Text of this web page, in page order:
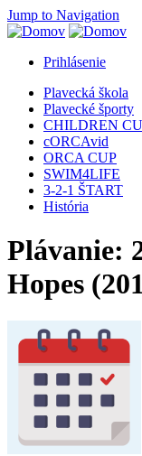
Jump to Navigation
Prihlásenie
Plavecká škola
Plavecké športy
CHILDREN
cORCAvid
ORCA CUP
SWIM4LIFE
3-2-1 ŠTART
História
Plávanie:
Hopes